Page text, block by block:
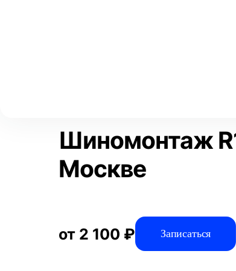
Шиномонтаж
Москве
от 2 100 ₽ Записаться